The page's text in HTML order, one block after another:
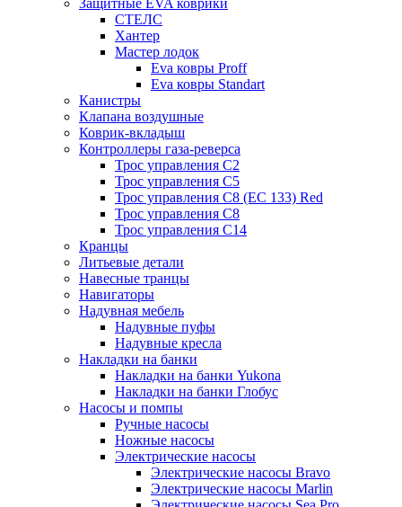
Защитные EVA коврики
СТЕЛС
Хантер
Мастер лодок
Eva ковры Proff
Eva ковры Standart
Канистры
Клапана воздушные
Коврик-вкладыш
Контроллеры газа-реверса
Трос управления C2
Трос управления C5
Трос управления C8 (ЕС 133) Red
Трос управления C8
Трос управления C14
Кранцы
Литьевые детали
Навесные транцы
Навигаторы
Надувная мебель
Надувные пуфы
Надувные кресла
Накладки на банки
Накладки на банки Yukona
Накладки на банки Глобус
Насосы и помпы
Ручные насосы
Ножные насосы
Электрические насосы
Электрические насосы Bravo
Электрические насосы Marlin